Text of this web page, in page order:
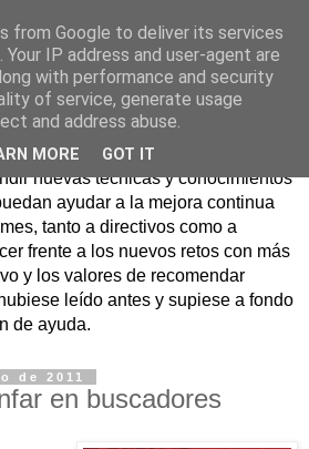
- Nuevo
mediante la lectura de libros
nuevas técnicas y conocimientos
ayudar a la mejora continua
tanto a directivos como a
frente a los nuevos retos con más
y los valores de recomendar
leído antes y supiese a fondo
de ayuda.
de 2011
en buscadores
from Google to deliver its services
IP address and user-agent are
with performance and security
of service, generate usage
and address abuse.
MORE GOT IT